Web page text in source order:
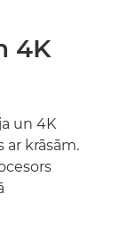
4K
un 4K
ar krāsām.